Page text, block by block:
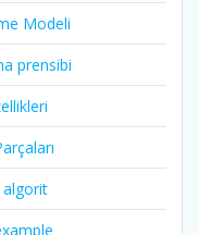
Modeli
prensibi